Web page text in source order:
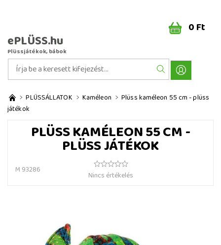
ePLÜSS.hu
Plüssjátékok, bábok
0 Ft
PLÜSSÁLLATOK Kaméleon
Plüss kaméleon 55 cm - plüss
játékok
PLÜSS KAMÉLEON 55 CM -
PLÜSS JÁTÉKOK
M 93286
Nincs értékelés